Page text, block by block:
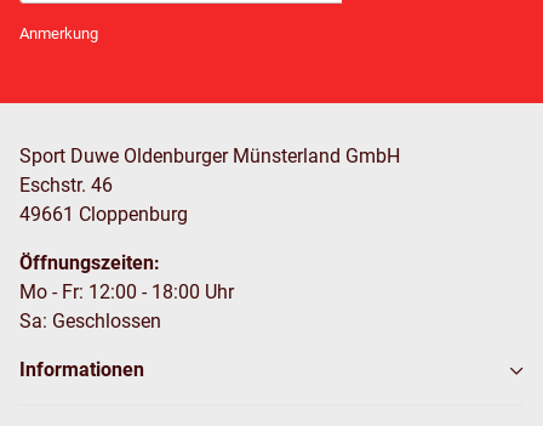
Anmerkung
Sport Duwe Oldenburger Münsterland GmbH
Eschstr. 46
49661 Cloppenburg
Öffnungszeiten:
Mo - Fr: 12:00 - 18:00 Uhr
Sa: Geschlossen
Informationen